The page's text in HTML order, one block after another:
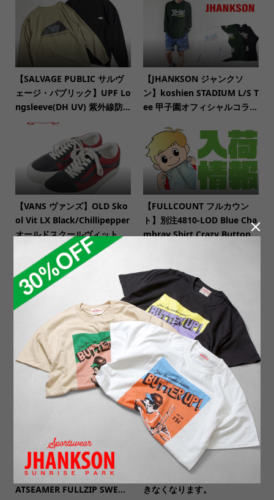
【SALVAGE PUBLIC サルヴ
ェージ・パブリック】UPF Lo
ngsleeve(DH UV) 紫外線防...
【JHANKSON ジャンクソ
ン】koshien STADIUM L/S T
ee 甲子園オフィシャルコラ...
【VANS ヴァンズ】OLD Sko
ol Vit LX Black/Chillipepper
オールドスクールヴィット...
【FULLCOUNT フルカウン
ト】別注4810-LOD Blue Cha
mbray Shirt Crazy Button...
【ORDINARY FITS オーディ
ナリーフィッツ】OPEN COL
LAR SHIRTS オープンカラ...
【SALVAGE PUBLIC サルヴ
ェージ・パブリック】Pigme
nt L/S Tee(S.Y.L.B) ピグメ...
【TWO MOON トゥームー
ン】16504 LOOPWHEEL FL
ATSEAMER FULLZIP SWE...
12月9日から12月23日までの
２週間、ポイントの利用がで
きなくなります。
